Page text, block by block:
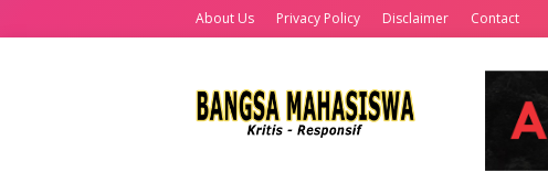
About Us Privacy Policy Disclaimer Contact